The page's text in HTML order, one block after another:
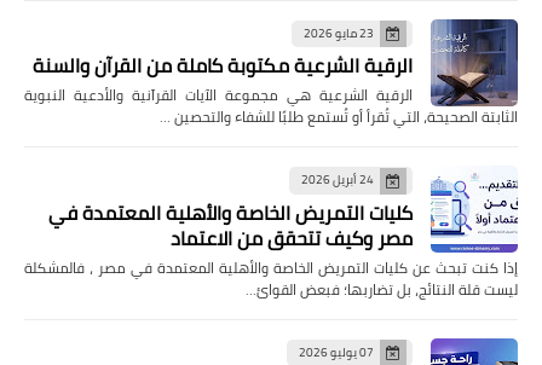
23 مايو 2026
الرقية الشرعية مكتوبة كاملة من القرآن والسنة
الرقية الشرعية هي مجموعة الآيات القرآنية والأدعية النبوية
الثابتة الصحيحة، التي تُقرأ أو تُستمع طلبًا للشفاء والتحصين …
24 أبريل 2026
كليات التمريض الخاصة والأهلية المعتمدة في
مصر وكيف تتحقق من الاعتماد
إذا كنت تبحث عن كليات التمريض الخاصة والأهلية المعتمدة في مصر ، فالمشكلة
ليست قلة النتائج، بل تضاربها؛ فبعض القوائ…
07 يوليو 2026